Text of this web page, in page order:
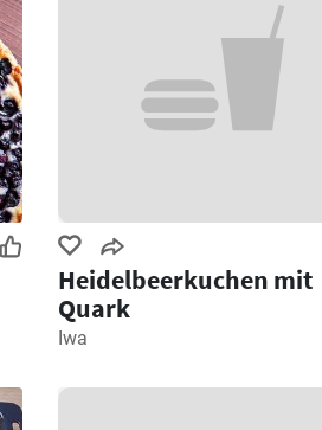
Heidelbeerkuchen mit
Quark
Iwa